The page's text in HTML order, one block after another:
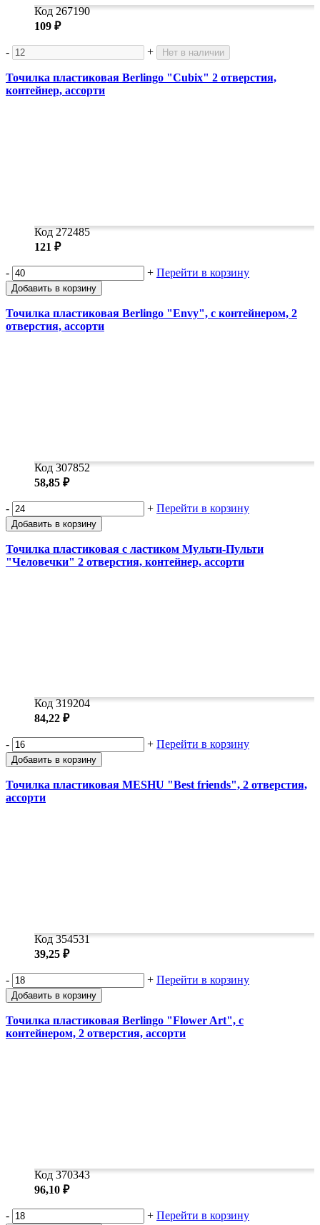
Код 267190
109 ₽
- + Нет в наличии
Точилка пластиковая Berlingo "Cubix" 2 отверстия,
контейнер, ассорти
Код 272485
121 ₽
- + Перейти в корзину
Добавить в корзину
Точилка пластиковая Berlingo "Envy", с контейнером, 2
отверстия, ассорти
Код 307852
58,85 ₽
- + Перейти в корзину
Добавить в корзину
Точилка пластиковая с ластиком Мульти-Пульти
"Человечки" 2 отверстия, контейнер, ассорти
Код 319204
84,22 ₽
- + Перейти в корзину
Добавить в корзину
Точилка пластиковая MESHU "Best friends", 2 отверстия,
ассорти
Код 354531
39,25 ₽
- + Перейти в корзину
Добавить в корзину
Точилка пластиковая Berlingo "Flower Art", с
контейнером, 2 отверстия, ассорти
Код 370343
96,10 ₽
- + Перейти в корзину